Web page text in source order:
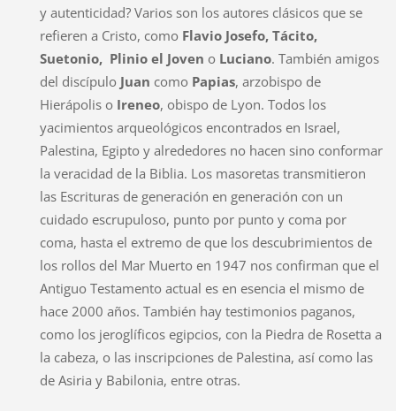
y autenticidad? Varios son los autores clásicos que se
refieren a Cristo, como Flavio Josefo, Tácito,
Suetonio, Plinio el Joven o Luciano. También amigos
del discípulo Juan como Papias, arzobispo de
Hierápolis o Ireneo, obispo de Lyon. Todos los
yacimientos arqueológicos encontrados en Israel,
Palestina, Egipto y alrededores no hacen sino conformar
la veracidad de la Biblia. Los masoretas transmitieron
las Escrituras de generación en generación con un
cuidado escrupuloso, punto por punto y coma por
coma, hasta el extremo de que los descubrimientos de
los rollos del Mar Muerto en 1947 nos confirman que el
Antiguo Testamento actual es en esencia el mismo de
hace 2000 años. También hay testimonios paganos,
como los jeroglíficos egipcios, con la Piedra de Rosetta a
la cabeza, o las inscripciones de Palestina, así como las
de Asiria y Babilonia, entre otras.